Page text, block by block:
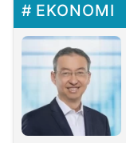
EKONOMI